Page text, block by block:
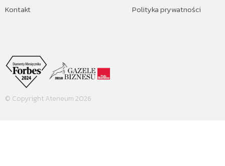
Kontakt
Polityka prywatności
© Copyright Ateneum 2026